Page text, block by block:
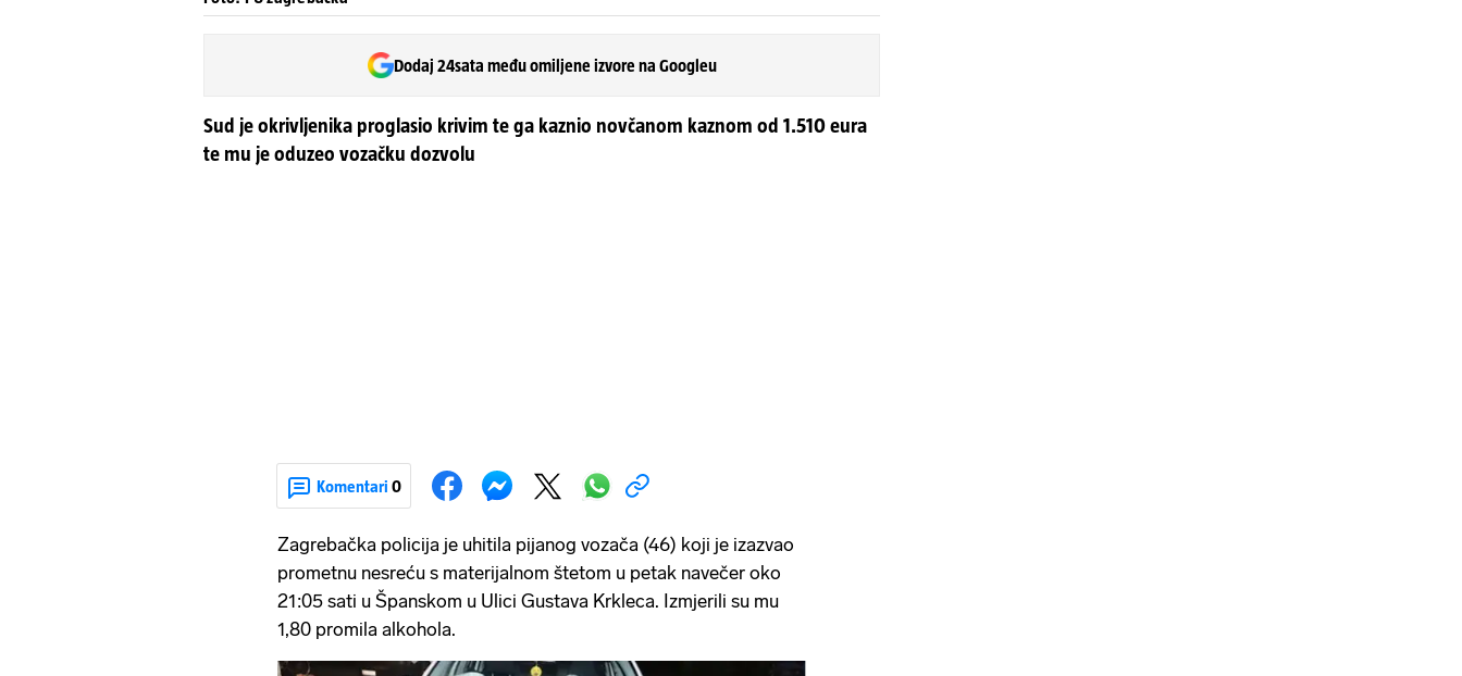
Dodaj 24sata među omiljene izvore na Googleu
Sud je okrivljenika proglasio krivim te ga kaznio novčanom kaznom od 1.510 eura
te mu je oduzeo vozačku dozvolu
Komentari 0
Zagrebačka policija je uhitila pijanog vozača (46) koji je izazvao
prometnu nesreću s materijalnom štetom u petak navečer oko
21:05 sati u Španskom u Ulici Gustava Krkleca. Izmjerili su mu
1,80 promila alkohola.